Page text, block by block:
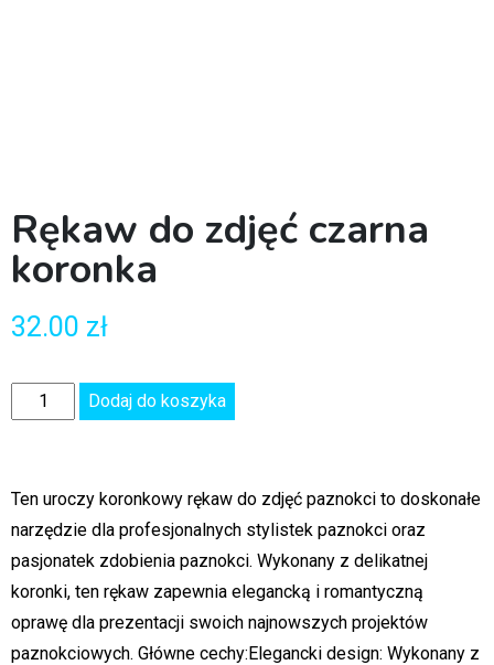
Rękaw do zdjęć czarna
koronka
32.00 zł
Dodaj do koszyka
Ten uroczy koronkowy rękaw do zdjęć paznokci to doskonałe
narzędzie dla profesjonalnych stylistek paznokci oraz
pasjonatek zdobienia paznokci. Wykonany z delikatnej
koronki, ten rękaw zapewnia elegancką i romantyczną
oprawę dla prezentacji swoich najnowszych projektów
paznokciowych. Główne cechy:Elegancki design: Wykonany z